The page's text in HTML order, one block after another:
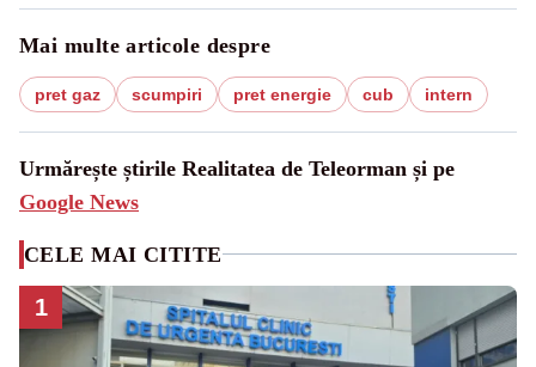
Mai multe articole despre
pret gaz scumpiri pret energie cub intern
Urmărește știrile Realitatea de Teleorman și pe
Google News
CELE MAI CITITE
1